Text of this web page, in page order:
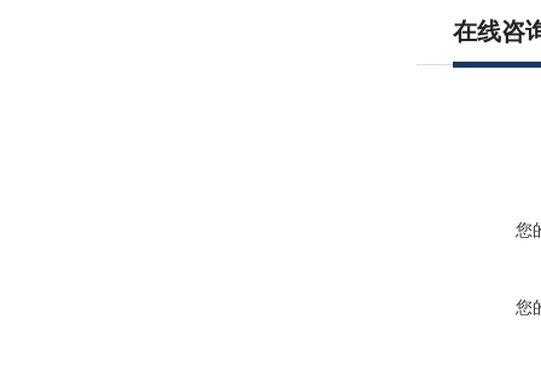
在线咨
您
您